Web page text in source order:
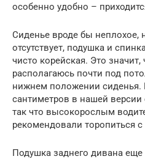
особенно удобно –
Сиденье вроде бы неплохое,
отсутствует, подушка и
чисто корейская. Это
располагаюсь почти под
нижнем положении сиденья.
сантиметров в нашей
так что высокорослым
рекомендовали торопиться
Подушка заднего дивана